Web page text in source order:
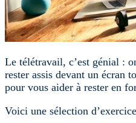
Le télétravail, c’est génial :
rester assis devant un écran
pour vous aider à rester en
Voici une sélection